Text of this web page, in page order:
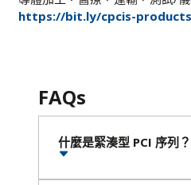
https://bit.ly/cpcis-products
FAQs
什麼是緊湊型 PCI 序列？